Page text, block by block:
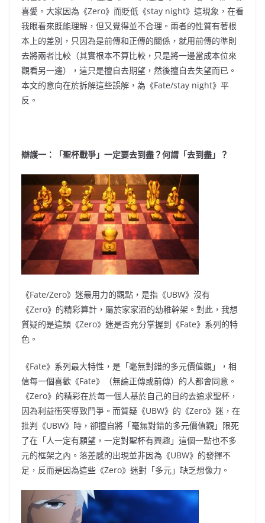
喜愛。大家因為《Zero》而貶低《stay night》這現象，在看
我眼看來既能理解，但又覺得並不合理。兩者的性質有著根
本上的差別，只因為是前傳和正傳的關係，就用前傳的準則
去將兩者比較（其實根本不算比較，只是將一邊當成本位來
觀看另一邊），這只是擅自去期望，然後擅自去失望而已。
本文的意向在於拆解這些誤解，為《Fate/stay night》平
反。
辯護一：「聖杯戰爭」一定要去到盡？何謂「去到盡」？
《Fate/Zero》迷最用力的觀點，是指《UBW》沒有
《Zero》的精彩算計，屬於家家酒的幼稚幹架。對此，我想
質疑的是這類《Zero》迷是否充分掌握到《Fate》系列的特
色。
《Fate》系列最大特性，是「毫無對錯的多元價值觀」，相
信每一個喜歡《Fate》（無論正傳或前傳）的人都會同意。
《Zero》的精彩在於每一個人基於自己的目的去追求聖杯，
因為利益衝突導致鬥爭。而質疑《UBW》的《Zero》迷，在
批判《UBW》時，卻擅自將「毫無對錯的多元價值觀」限死
了在「人一定有願望，一定對聖杯有興趣」這個一點也不多
元的框架之內。落差感的出現並非因為《UBW》的發揮不
足，反而是因為這些《Zero》迷對「多元」缺乏想像力。